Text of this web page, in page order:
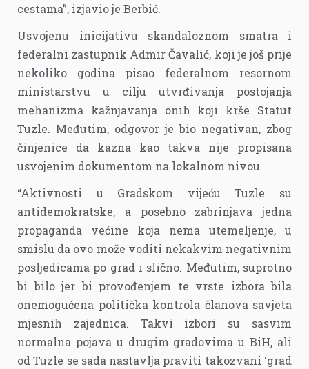
cestama”, izjavio je Berbić.
Usvojenu inicijativu skandaloznom smatra i
federalni zastupnik Admir Čavalić, koji je još prije
nekoliko godina pisao federalnom resornom
ministarstvu u cilju utvrđivanja postojanja
mehanizma kažnjavanja onih koji krše Statut
Tuzle. Međutim, odgovor je bio negativan, zbog
činjenice da kazna kao takva nije propisana
usvojenim dokumentom na lokalnom nivou.
“Aktivnosti u Gradskom vijeću Tuzle su
antidemokratske, a posebno zabrinjava jedna
propaganda većine koja nema utemeljenje, u
smislu da ovo može voditi nekakvim negativnim
posljedicama po grad i slično. Međutim, suprotno
bi bilo jer bi provođenjem te vrste izbora bila
onemogućena politička kontrola članova savjeta
mjesnih zajednica. Takvi izbori su sasvim
normalna pojava u drugim gradovima u BiH, ali
od Tuzle se sada nastavlja praviti takozvani ‘grad